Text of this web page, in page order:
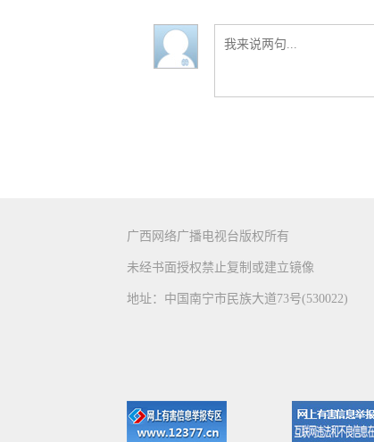
广西网络广播电视台版权所有
未经书面授权禁止复制或建立镜像
地址：中国南宁市民族大道73号(530022)